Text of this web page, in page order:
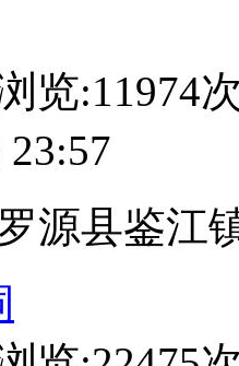
览:11974
源县鉴江